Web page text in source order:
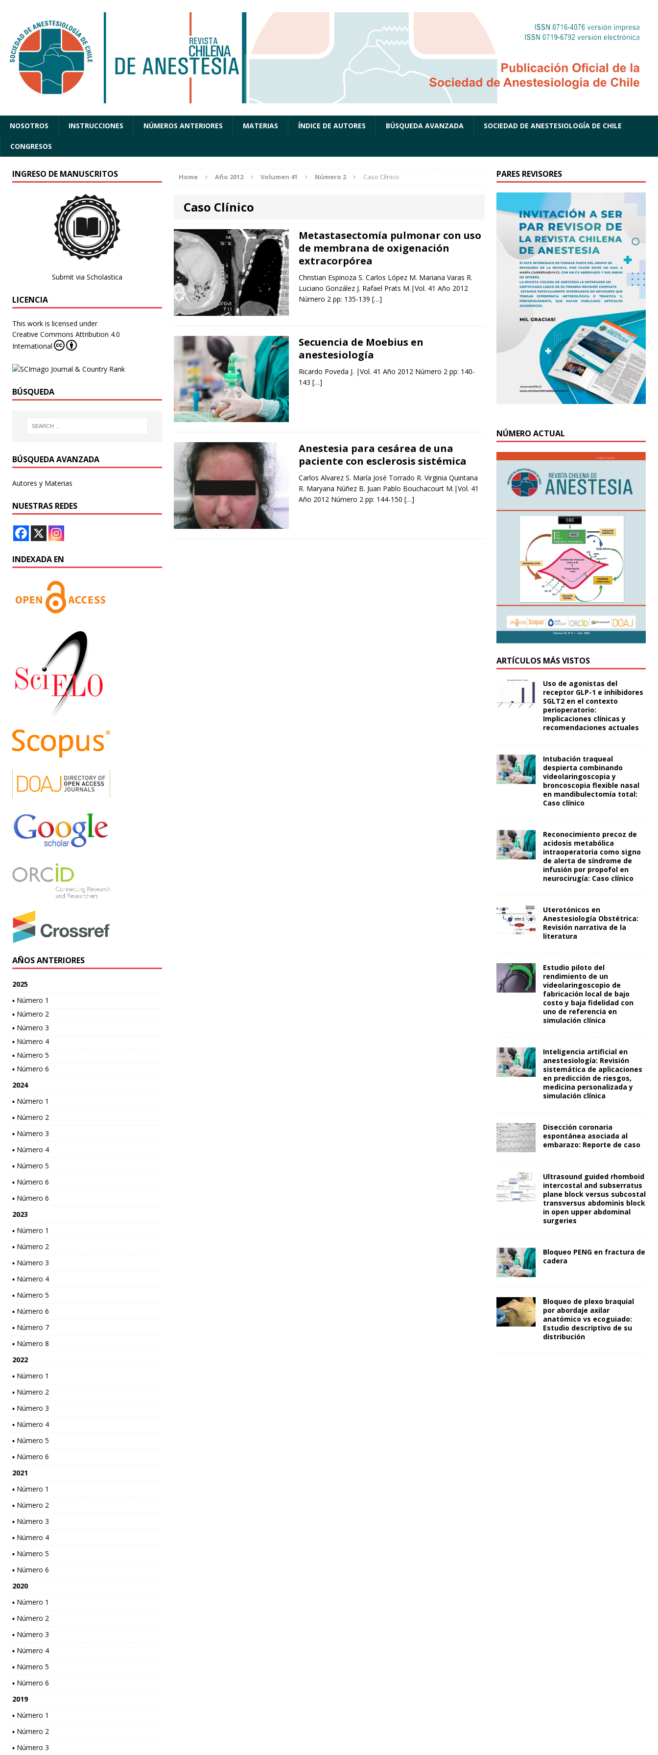
NOSOTROS INSTRUCCIONES NÚMEROS ANTERIORES MATERIAS ÍNDICE DE AUTORES BÚSQUEDA AVANZADA SOCIEDAD DE ANESTESIOLOGÍA DE CHILE
CONGRESOS
Home Año 2012 Volumen 41 Número 2 Caso Clínico
Caso Clínico
Metastasectomía pulmonar con uso
de membrana de oxigenación
extracorpórea
Christian Espinoza S. Carlos López M. Mariana Varas R.
Luciano González J. Rafael Prats M.|Vol. 41 Año 2012
Número 2 pp: 135-139 […]
Secuencia de Moebius en
anestesiología
Ricardo Poveda J. |Vol. 41 Año 2012 Número 2 pp: 140-
143 […]
Anestesia para cesárea de una
paciente con esclerosis sistémica
Carlos Alvarez S. María José Torrado R. Virginia Quintana
R. Maryana Núñez B. Juan Pablo Bouchacourt M.|Vol. 41
Año 2012 Número 2 pp: 144-150 […]
INGRESO DE MANUSCRITOS
Submit via Scholastica
LICENCIA
This work is licensed under
Creative Commons Attribution 4.0
International
BÚSQUEDA
BÚSQUEDA AVANZADA
Autores y Materias
NUESTRAS REDES
INDEXADA EN
AÑOS ANTERIORES
2025
▪ Número 1
▪ Número 2
▪ Número 3
▪ Número 4
▪ Número 5
▪ Número 6
2024
▪ Número 1
▪ Número 2
▪ Número 3
▪ Número 4
▪ Número 5
▪ Número 6
▪ Número 6
2023
▪ Número 1
▪ Número 2
▪ Número 3
▪ Número 4
▪ Número 5
▪ Número 6
▪ Número 7
▪ Número 8
2022
▪ Número 1
▪ Número 2
▪ Número 3
▪ Número 4
▪ Número 5
▪ Número 6
2021
▪ Número 1
▪ Número 2
▪ Número 3
▪ Número 4
▪ Número 5
▪ Número 6
2020
▪ Número 1
▪ Número 2
▪ Número 3
▪ Número 4
▪ Número 5
▪ Número 6
2019
▪ Número 1
▪ Número 2
▪ Número 3
PARES REVISORES
NÚMERO ACTUAL
ARTÍCULOS MÁS VISTOS
Uso de agonistas del
receptor GLP-1 e inhibidores
SGLT2 en el contexto
perioperatorio:
Implicaciones clínicas y
recomendaciones actuales
Intubación traqueal
despierta combinando
videolaringoscopia y
broncoscopia flexible nasal
en mandibulectomía total:
Caso clínico
Reconocimiento precoz de
acidosis metabólica
intraoperatoria como signo
de alerta de síndrome de
infusión por propofol en
neurocirugía: Caso clínico
Uterotónicos en
Anestesiología Obstétrica:
Revisión narrativa de la
literatura
Estudio piloto del
rendimiento de un
videolaringoscopio de
fabricación local de bajo
costo y baja fidelidad con
uno de referencia en
simulación clínica
Inteligencia artificial en
anestesiología: Revisión
sistemática de aplicaciones
en predicción de riesgos,
medicina personalizada y
simulación clínica
Disección coronaria
espontánea asociada al
embarazo: Reporte de caso
Ultrasound guided rhomboid
intercostal and subserratus
plane block versus subcostal
transversus abdominis block
in open upper abdominal
surgeries
Bloqueo PENG en fractura de
cadera
Bloqueo de plexo braquial
por abordaje axilar
anatómico vs ecoguiado:
Estudio descriptivo de su
distribución